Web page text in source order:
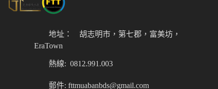
地址：
胡志明市，第七郡，富美坊，
EraTown
熱線: 0812.991.003
郵件: fttmuabanbds@gmail.com